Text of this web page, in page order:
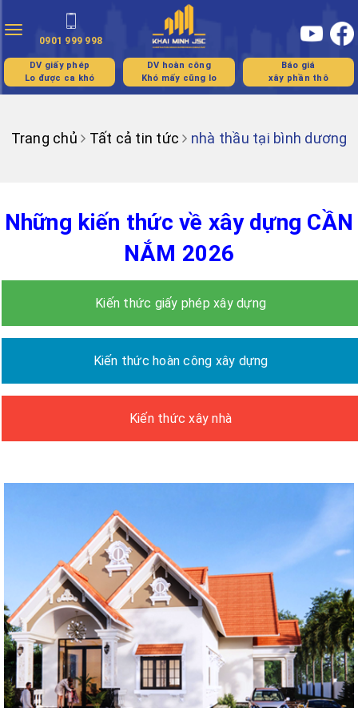
Toggle
navigation
0901 999 998
DV giấy phép
Lo được ca khó
DV hoàn công
Khó mấy cũng lo
Báo giá
xây phần thô
Trang chủ Tất cả tin tức nhà thầu tại bình dương
Những kiến thức về xây dựng CẦN
NẮM 2026
Kiến thức giấy phép xây dựng
Kiến thức hoàn công xây dựng
Kiến thức xây nhà